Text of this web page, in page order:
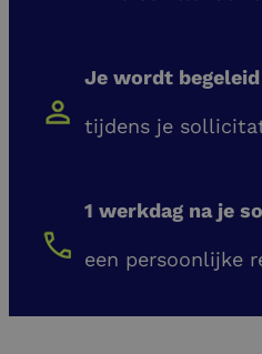
Je wordt begeleid
tijdens je
1 werkdag na je
een persoonlijke